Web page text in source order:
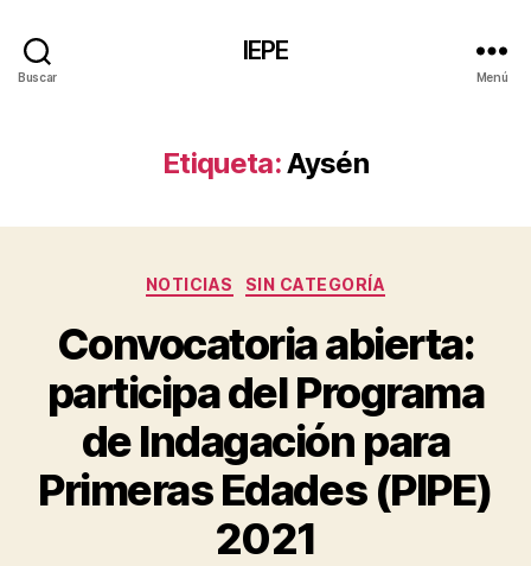
Buscar
IEPE
Menú
Etiqueta:Aysén
Categorías
NOTICIAS SIN CATEGORÍA
Convocatoria abierta:
participa del Programa
de Indagación para
Primeras Edades (PIPE)
2021